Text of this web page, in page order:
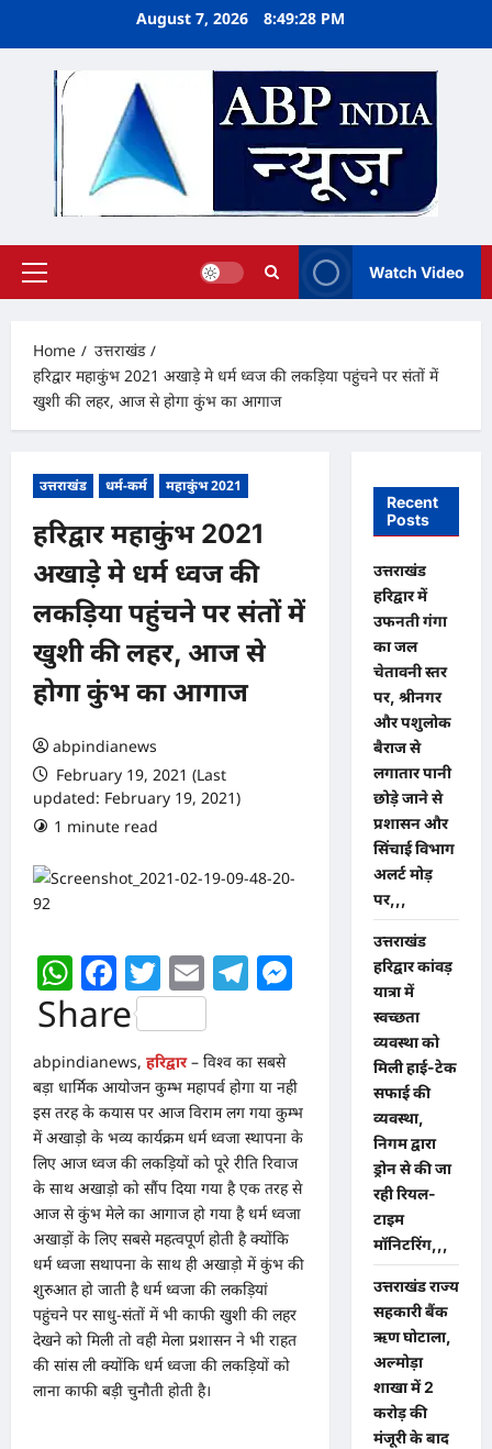
August 7, 2026 8:49:28 PM
Primary
Watch Video
Home
उत्तराखंड
हरिद्वार महाकुंभ 2021 अखाड़े मे धर्म ध्वज की लकड़िया पहुंचने पर संतों में
खुशी की लहर, आज से होगा कुंभ का आगाज
उत्तराखंड धर्म-कर्म महाकुंभ 2021
हरिद्वार महाकुंभ 2021
अखाड़े मे धर्म ध्वज की
लकड़िया पहुंचने पर संतों में
खुशी की लहर, आज से
होगा कुंभ का आगाज
abpindianews
February 19, 2021 (Last
updated: February 19, 2021)
1 minute read
WhatsApp
Facebook
Twitter
EmailTelegram
Messenger
Share
abpindianews, हरिद्वार– विश्व का सबसे
बड़ा धार्मिक आयोजन कुम्भ महापर्व होगा या नही
इस तरह के कयास पर आज विराम लग गया कुम्भ
में अखाड़ो के भव्य कार्यक्रम धर्म ध्वजा स्थापना के
लिए आज ध्वज की लकड़ियों को पूरे रीति रिवाज
के साथ अखाड़ो को सौंप दिया गया है एक तरह से
आज से कुंभ मेले का आगाज हो गया है धर्म ध्वजा
अखाड़ों के लिए सबसे महत्वपूर्ण होती है क्योंकि
धर्म ध्वजा सथापना के साथ ही अखाड़ो में कुंभ की
शुरुआत हो जाती है धर्म ध्वजा की लकड़ियां
पहुंचने पर साधु-संतों में भी काफी खुशी की लहर
देखने को मिली तो वही मेला प्रशासन ने भी राहत
की सांस ली क्योंकि धर्म ध्वजा की लकड़ियों को
लाना काफी बड़ी चुनौती होती है।
Recent
Posts
उत्तराखंड
हरिद्वार में
उफनती गंगा
का जल
चेतावनी स्तर
पर, श्रीनगर
और पशुलोक
बैराज से
लगातार पानी
छोड़े जाने से
प्रशासन और
सिंचाई विभाग
अलर्ट मोड़
पर,,,
उत्तराखंड
हरिद्वार कांवड़
यात्रा में
स्वच्छता
व्यवस्था को
मिली हाई-टेक
सफाई की
व्यवस्था,
निगम द्वारा
ड्रोन से की जा
रही रियल-
टाइम
मॉनिटरिंग,,,
उत्तराखंड राज्य
सहकारी बैंक
ऋण घोटाला,
अल्मोड़ा
शाखा में 2
करोड़ की
मंजूरी के बाद